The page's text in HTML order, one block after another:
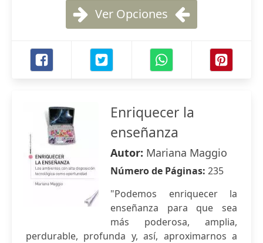
Ver Opciones
Enriquecer la
enseñanza
Autor: Mariana Maggio
Número de Páginas: 235
"Podemos enriquecer la
enseñanza para que sea
más poderosa, amplia,
perdurable, profunda y, así, aproximarnos a